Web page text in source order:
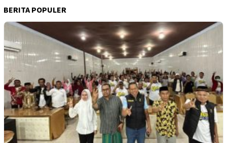
BERITA POPULER